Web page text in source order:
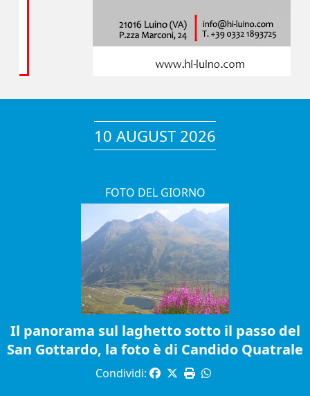
10 AUGUST 2026
FOTO DEL GIORNO
Il panorama sul laghetto sotto il passo del
San Gottardo, la foto è di Candido Quatrale
Condividi: